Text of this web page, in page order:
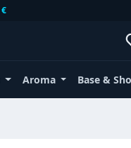
Aroma Base &